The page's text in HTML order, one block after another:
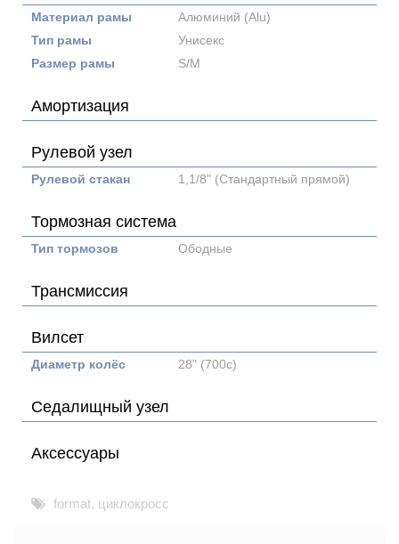
Материал рамы
Алюминий (Alu)
Тип рамы
Унисекс
Размер рамы
S/M
Амортизация
Рулевой узел
Рулевой стакан 1,1/8" (Стандартный прямой)
Тормозная система
Тип тормозов Ободные
Трансмиссия
Вилсет
Диаметр колёс 28" (700с)
Седалищный узел
Аксессуары
format, циклокросс